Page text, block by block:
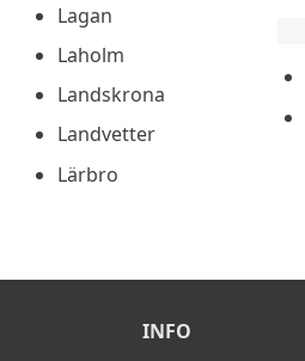
Lagan
Laholm
Landskrona
Landvetter
Lärbro
INFO